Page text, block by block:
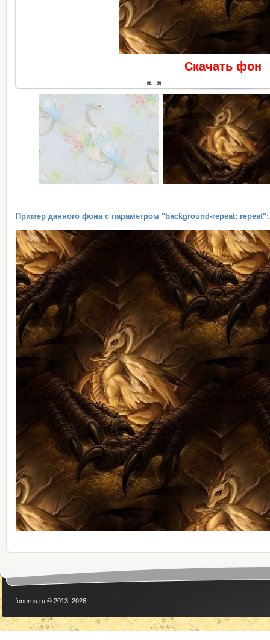
Скачать фон
В реальном размере350x507
Пример данного фона с параметром "background-repeat: repeat":
fonerus.ru © 2013–2026